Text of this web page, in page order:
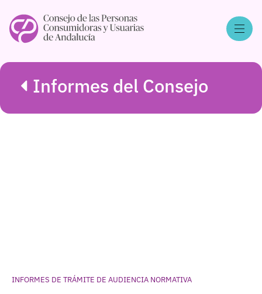
Informes del Consejo
INFORMES DE TRÁMITE DE AUDIENCIA NORMATIVA